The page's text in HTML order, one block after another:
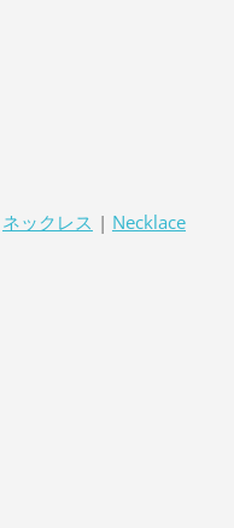
ネックレス | Necklace